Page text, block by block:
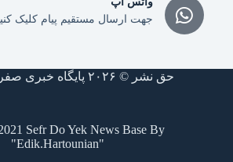
جهت ارسال مستقیم پیام کلیک
حق نشر © ۲۰۲۶ پایگاه خبری صفر دو یک ۰۲۱
Sefr Do Yek News Base By
"Edik.Hartounian"